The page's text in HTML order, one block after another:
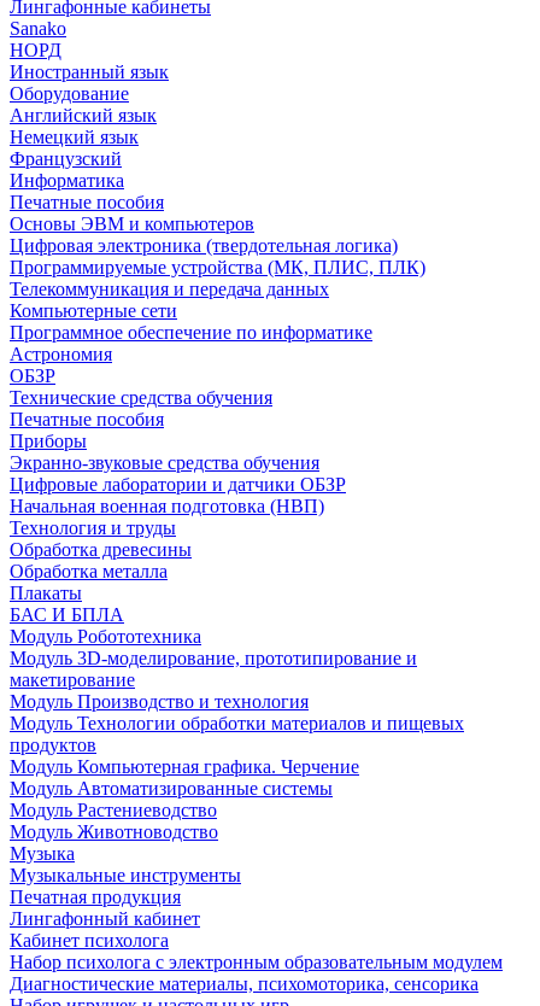
Лингафонные кабинеты
Sanako
НОРД
Иностранный язык
Оборудование
Английский язык
Немецкий язык
Французский
Информатика
Печатные пособия
Основы ЭВМ и компьютеров
Цифровая электроника (твердотельная логика)
Программируемые устройства (МК, ПЛИС, ПЛК)
Телекоммуникация и передача данных
Компьютерные сети
Программное обеспечение по информатике
Астрономия
ОБЗР
Технические средства обучения
Печатные пособия
Приборы
Экранно-звуковые средства обучения
Цифровые лаборатории и датчики ОБЗР
Начальная военная подготовка (НВП)
Технология и труды
Обработка древесины
Обработка металла
Плакаты
БАС И БПЛА
Модуль Робототехника
Модуль 3D-моделирование, прототипирование и
макетирование
Модуль Производство и технология
Модуль Технологии обработки материалов и пищевых
продуктов
Модуль Компьютерная графика. Черчение
Модуль Автоматизированные системы
Модуль Растениеводство
Модуль Животноводство
Музыка
Музыкальные инструменты
Печатная продукция
Лингафонный кабинет
Кабинет психолога
Набор психолога с электронным образовательным модулем
Диагностические материалы, психомоторика, сенсорика